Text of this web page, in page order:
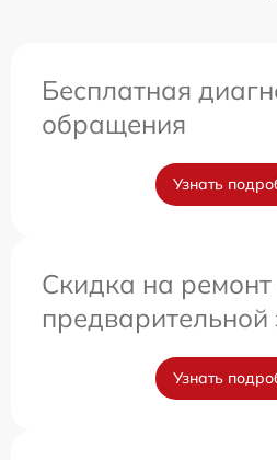
Бесплатная
обращения
Узнать
Скидка на
предварительной
Узнать